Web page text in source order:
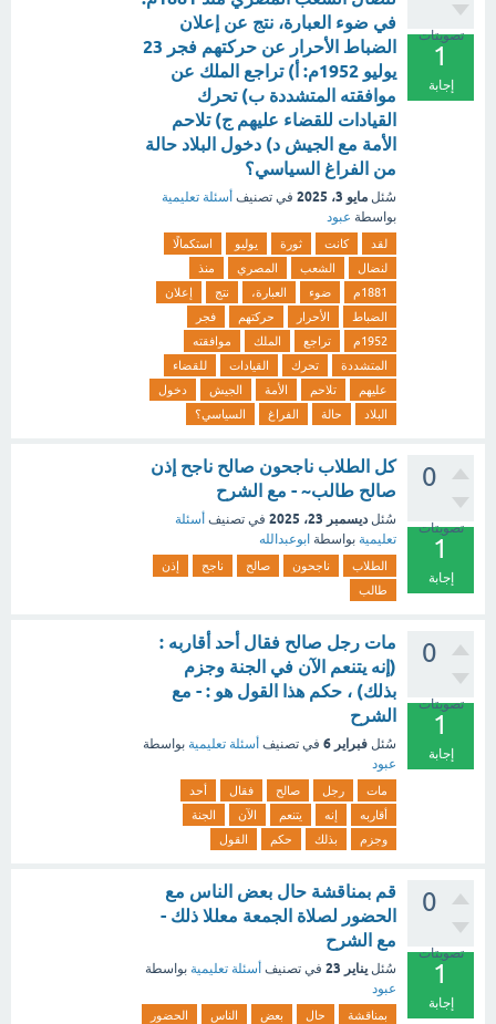
تصويتات
1
إجابة
في ضوء العبارة، نتج عن إعلان
الضباط الأحرار عن حركتهم فجر 23
يوليو 1952م: أ) تراجع الملك عن
موافقته المتشددة ب) تحرك
القيادات للقضاء عليهم ج) تلاحم
الأمة مع الجيش د) دخول البلاد حالة
من الفراغ السياسي؟
سُئل مايو 3، 2025 في تصنيف أسئلة تعليمية
بواسطة عبود
لقد كانت ثورة يوليو
استكمالًا
لنضال
الشعب المصري
منذ
1881م
ضوء العبارة، نتج
إعلان
الضباط
الأحرار حركتهم
فجر
1952م
تراجع الملك
موافقته
المتشددة
تحرك القيادات
للقضاء
عليهم
تلاحم الأمة الجيش
دخول
البلاد
حالة الفراغ السياسي؟
0
تصويتات
1
إجابة
كل الطلاب ناجحون صالح ناجح إذن
صالح طالب~ - مع الشرح
سُئل ديسمبر 23، 2025 في تصنيف أسئلة
تعليمية بواسطة ابوعبدالله
الطلاب ناجحون صالح ناجح
إذن
طالب
0
تصويتات
1
إجابة
مات رجل صالح فقال أحد أقاربه :
(إنه يتنعم الآن في الجنة وجزم
بذلك) ، حكم هذا القول هو : - مع
الشرح
سُئل فبراير 6 في تصنيف أسئلة تعليمية بواسطة
عبود
مات رجل صالح فقال
أحد
أقاربه
إنه يتنعم الآن
الجنة
وجزم
بذلك حكم القول
0
تصويتات
1
إجابة
قم بمناقشة حال بعض الناس مع
الحضور لصلاة الجمعة معللا ذلك -
مع الشرح
سُئل يناير 23 في تصنيف أسئلة تعليمية بواسطة
عبود
بمناقشة حال بعض الناس الحضور